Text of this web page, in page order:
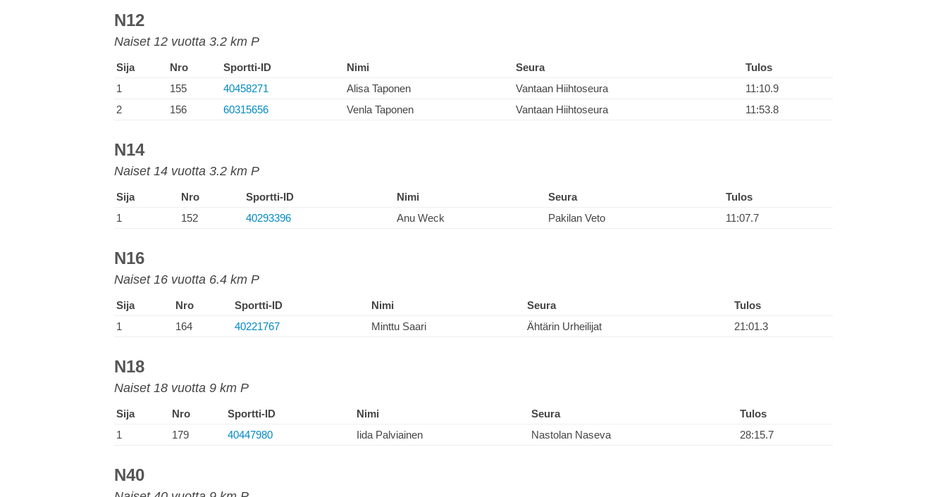
N12
Naiset 12 vuotta 3.2 km P
Sija Nro Sportti-ID Nimi Seura
Tulos
1
155 40458271 Alisa Taponen Vantaan Hiihtoseura
11:10.9
2
156 60315656 Venla Taponen Vantaan Hiihtoseura 11:53.8
N14
Naiset 14 vuotta 3.2 km P
Sija Nro Sportti-ID Nimi Seura
Tulos
1
152 40293396 Anu Weck Pakilan Veto 11:07.7
N16
Naiset 16 vuotta 6.4 km P
Sija Nro Sportti-ID Nimi Seura
Tulos
1
164 40221767 Minttu Saari Ähtärin Urheilijat 21:01.3
N18
Naiset 18 vuotta 9 km P
Sija Nro Sportti-ID Nimi Seura
Tulos
1
179 40447980 Iida Palviainen Nastolan Naseva 28:15.7
N40